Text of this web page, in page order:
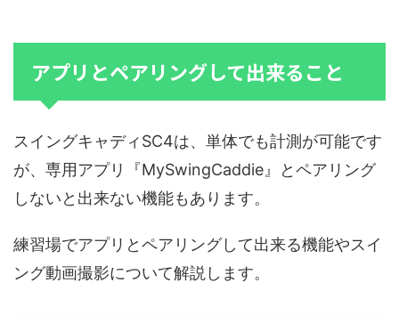
アプリとペアリングして出来ること
スイングキャディSC4は、単体でも計測が可能です
が、専用アプリ『MySwingCaddie』とペアリング
しないと出来ない機能もあります。
練習場でアプリとペアリングして出来る機能やスイ
ング動画撮影について解説します。